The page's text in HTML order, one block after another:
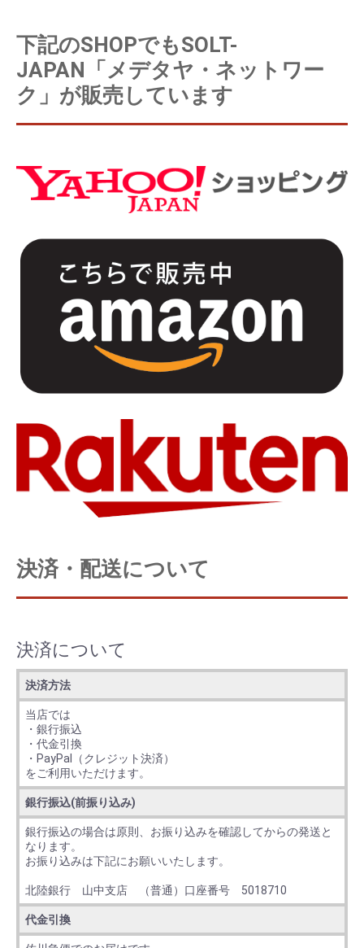
下記のSHOPでもSOLT-
JAPAN「メデタヤ・ネットワー
ク」が販売しています
決済・配送について
決済について
決済方法
当店では
・銀行振込
・代金引換
・PayPal（クレジット決済）
をご利用いただけます。
銀行振込(前振り込み)
銀行振込の場合は原則、お振り込みを確認してからの発送と
なります。
お振り込みは下記にお願いいたします。
北陸銀行 山中支店 （普通）口座番号 5018710
代金引換